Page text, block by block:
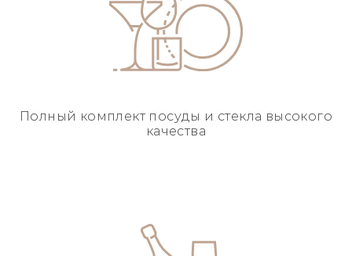
Полный комплект посуды и стекла высокого
качества